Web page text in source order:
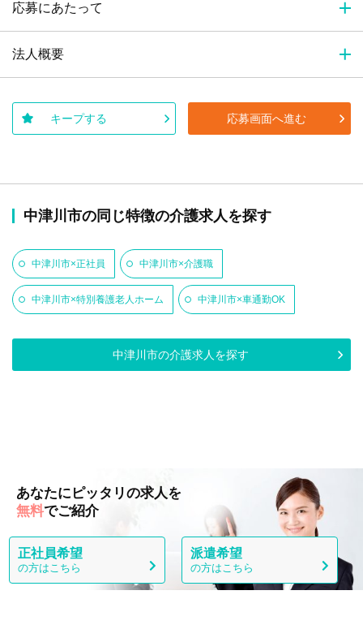
応募にあたって
法人概要
キープする 応募画面へ進む
中津川市の同じ特徴の介護求人を探す
中津川市×正社員 中津川市×介護職
中津川市×特別養護老人ホーム 中津川市×車通勤OK
中津川市の介護求人を探す
あなたにピッタリの求人を
無料でご紹介
正社員希望
の方はこちら
派遣希望
の方はこちら